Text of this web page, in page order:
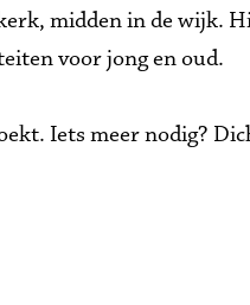
midden in de wijk.
voor jong en oud.
Iets meer nodig?